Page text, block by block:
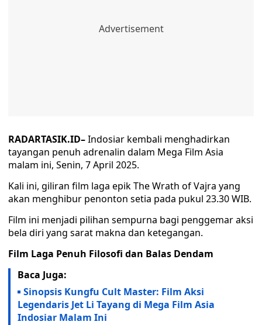
RADARTASIK.ID–Indosiar kembali menghadirkan
tayangan penuh adrenalin dalam Mega Film Asia
malam ini, Senin, 7 April 2025.
Kali ini, giliran film laga epik The Wrath of Vajra yang
akan menghibur penonton setia pada pukul 23.30 WIB.
Film ini menjadi pilihan sempurna bagi penggemar aksi
bela diri yang sarat makna dan ketegangan.
Film Laga Penuh Filosofi dan Balas Dendam
Baca Juga:
Sinopsis Kungfu Cult Master: Film Aksi
Legendaris Jet Li Tayang di Mega Film Asia
Indosiar Malam Ini